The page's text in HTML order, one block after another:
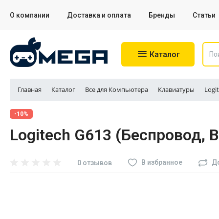
О компании Доставка и оплата Бренды Статьи
Каталог
Игровые приставки
Аксессуары для приставок
Аксессуары для Sony PS5
Главная Каталог Все для Компьютера Клавиатуры
-10%
Logitech G613 (Беспровод,
0 отзывов В избранное